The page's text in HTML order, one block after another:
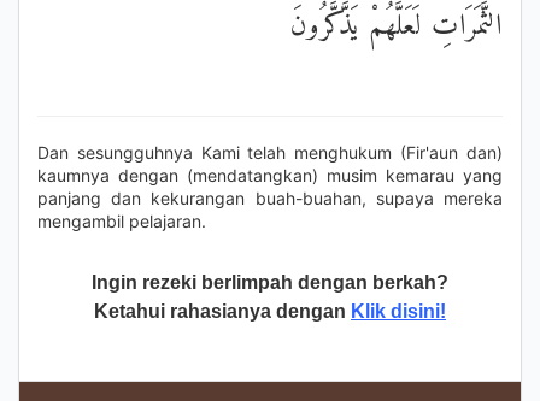
الثَّمَرَاتِ لَعَلَّهُمْ يَذَّكَّرُونَ
Dan sesungguhnya Kami telah menghukum (Fir'aun dan)
kaumnya dengan (mendatangkan) musim kemarau yang
panjang dan kekurangan buah-buahan, supaya mereka
mengambil pelajaran.
Ingin rezeki berlimpah dengan berkah?
Ketahui rahasianya dengan Klik disini!